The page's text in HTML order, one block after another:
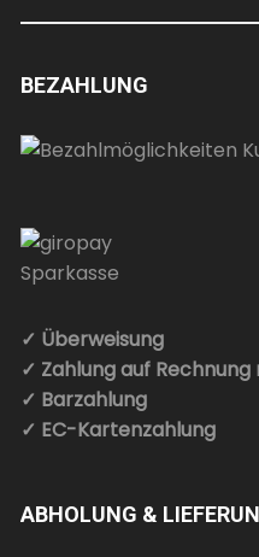
BEZAHLUNG
✓ Überweisung
✓ Zahlung auf
✓ Barzahlung
✓ EC-Kartenzahlung
ABHOLUNG &